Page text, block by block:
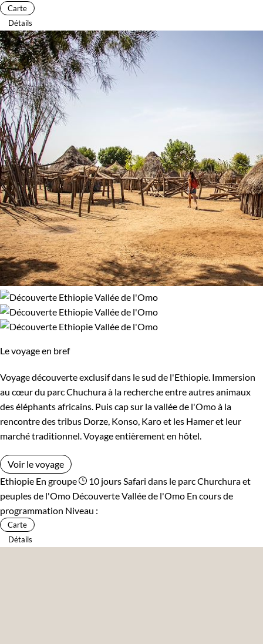
Carte
Détails
Le voyage en bref
Voyage découverte exclusif dans le sud de l'Ethiopie. Immersion
au cœur du parc Chuchura à la recherche entre autres animaux
des éléphants africains. Puis cap sur la vallée de l'Omo à la
rencontre des tribus Dorze, Konso, Karo et les Hamer et leur
marché traditionnel. Voyage entièrement en hôtel.
Voir le voyage
Ethiopie En groupe 10 jours Safari dans le parc Churchura et
peuples de l'Omo Découverte Vallée de l'Omo En cours de
programmation Niveau :
Carte
Détails